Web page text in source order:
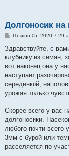
Долгоносик на
С
о
б
щ
е
и
е
Пт июн 05, 2020 7:29
Здравствуйте, с
клубнику из семян,
вот наконец она у
наступает
серединкой,
урожая только
Скорее всего у вас
долгоносики.
любого почти всего
3мм с бурой или
расселяется по